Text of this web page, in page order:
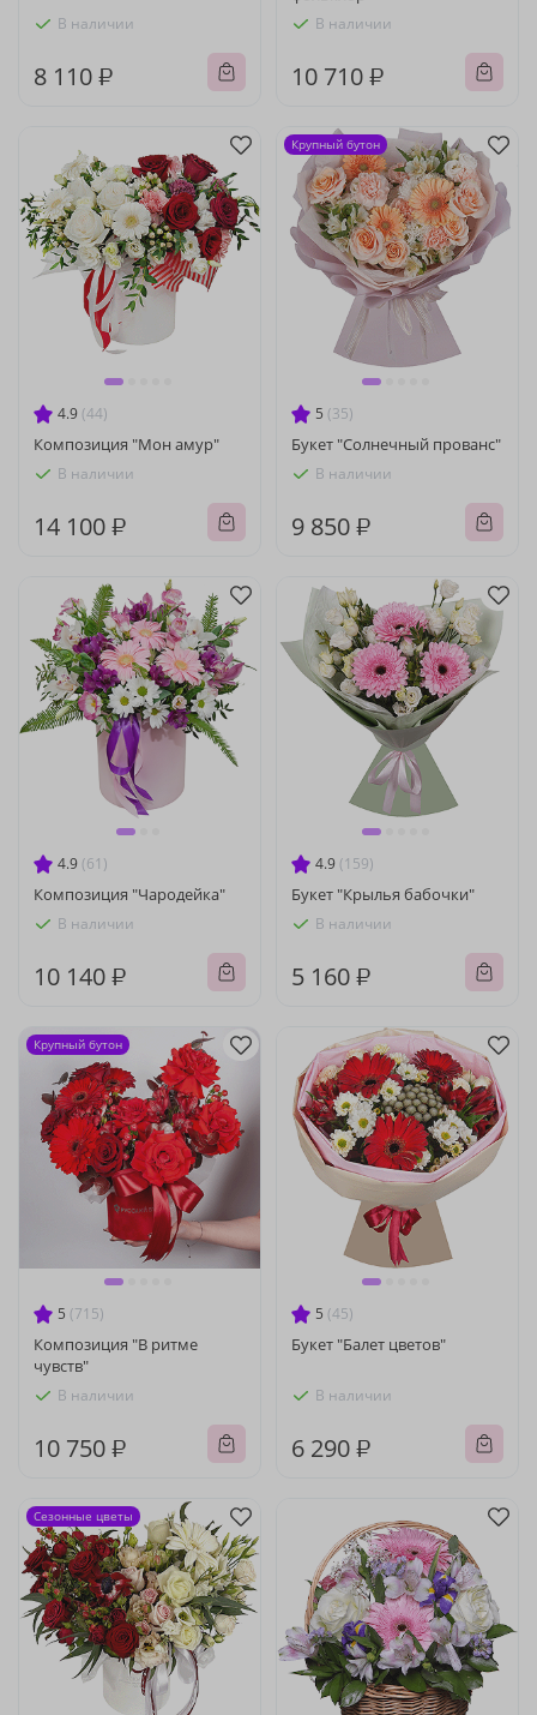
В наличии
8 110 ₽
В наличии
10 710 ₽
4.9 (44)
Композиция "Мон амур"
В наличии
14 100 ₽
5 (35)
Букет "Солнечный прованс"
В наличии
9 850 ₽
Крупный бутон
4.9 (61)
Композиция "Чародейка"
В наличии
10 140 ₽
4.9 (159)
Букет "Крылья бабочки"
В наличии
5 160 ₽
5 (715)
Композиция "В ритме
чувств"
В наличии
10 750 ₽
Крупный бутон
5 (45)
Букет "Балет цветов"
В наличии
6 290 ₽
Сезонные цветы